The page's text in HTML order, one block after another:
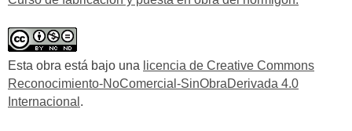
Esta obra está bajo una licencia de Creative Commons
Reconocimiento-NoComercial-SinObraDerivada 4.0
Internacional .